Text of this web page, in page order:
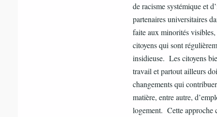
de racisme systémique et
partenaires universitaires
faite aux minorités
citoyens qui sont
insidieuse. Les citoyens
travail et partout ailleurs
changements qui
matière, entre autre,
logement. Cette approche